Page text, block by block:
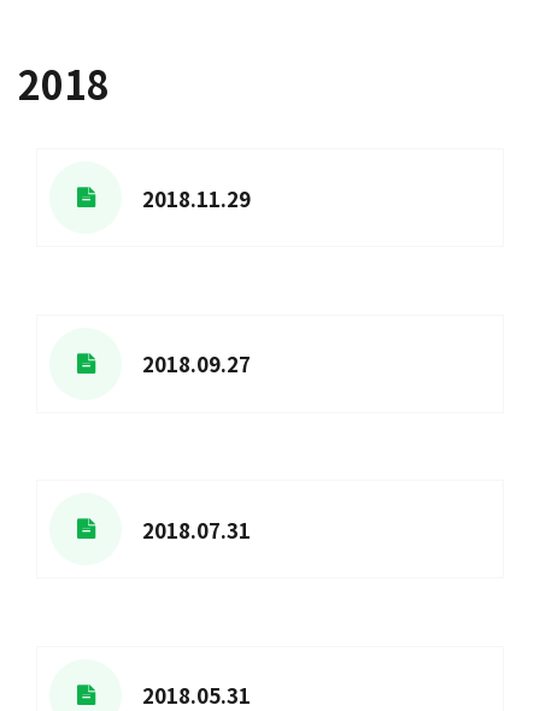
2018
2018.11.29
2018.09.27
2018.07.31
2018.05.31